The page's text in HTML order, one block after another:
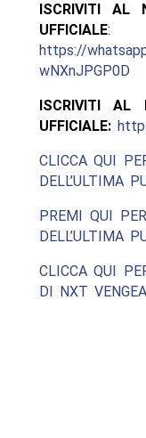
ISCRIVITI AL
UFFICIALE:
https://
wNXnJPGP0D
ISCRIVITI AL
UFFICIALE:
CLICCA QUI
DELL’ULTIMA
PREMI QUI
DELL’ULTIMA
CLICCA QUI
DI NXT